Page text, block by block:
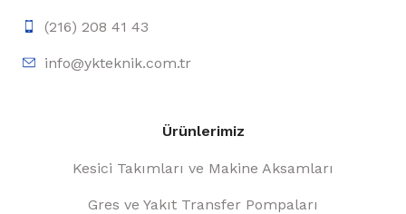
(216) 208 41 43
info@ykteknik.com.tr
Ürünlerimiz
Kesici Takımları ve Makine Aksamları
Gres ve Yakıt Transfer Pompaları